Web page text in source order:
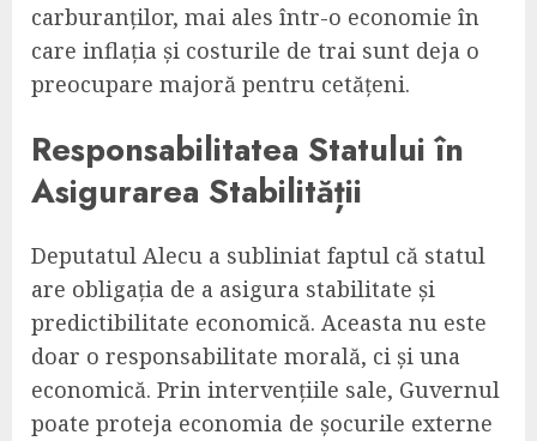
carburanților, mai ales într-o economie în
care inflația și costurile de trai sunt deja o
preocupare majoră pentru cetățeni.
Responsabilitatea Statului în
Asigurarea Stabilității
Deputatul Alecu a subliniat faptul că statul
are obligația de a asigura stabilitate și
predictibilitate economică. Aceasta nu este
doar o responsabilitate morală, ci și una
economică. Prin intervențiile sale, Guvernul
poate proteja economia de șocurile externe